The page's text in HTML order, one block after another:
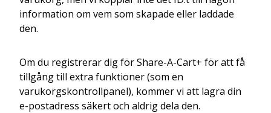
information om vem som skapade eller laddade
den.
Om du registrerar dig för Share-A-Cart+ för att få
tillgång till extra funktioner (som en
varukorgskontrollpanel), kommer vi att lagra din
e-postadress säkert och aldrig dela den.